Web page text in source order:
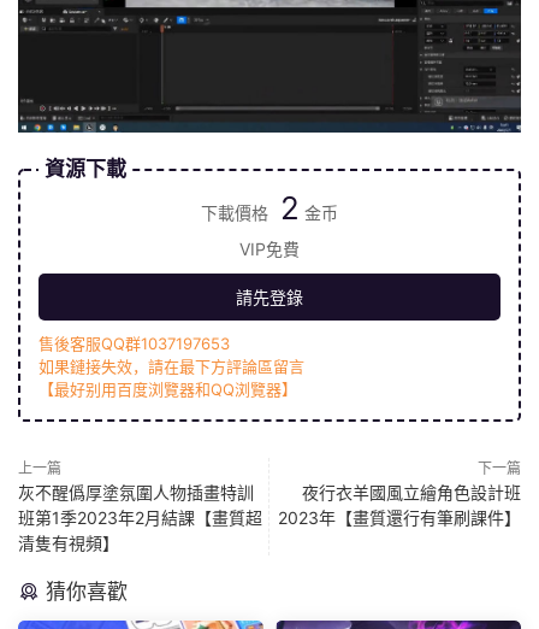
資源下載
下載價格 2 金币
VIP免費
請先登錄
售後客服QQ群1037197653
如果鏈接失效，請在最下方評論區留言
【最好别用百度浏覽器和QQ浏覽器】
上一篇
灰不醒僞厚塗氛圍人物插畫特訓
班第1季2023年2月結課【畫質超
清隻有視頻】
下一篇
夜行衣羊國風立繪角色設計班
2023年【畫質還行有筆刷課件】
猜你喜歡